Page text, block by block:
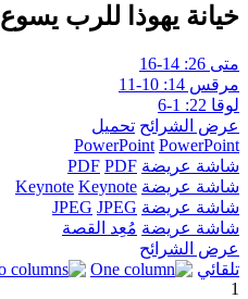
خيانة يهوذا للرب يسوع
متى 26: 14-16
مرقس 14: 10-11
لوقا 22: 1-6
عرض الشرائح تحميل
PowerPoint PowerPoint
شاشة عريضة
PDF PDF
شاشة عريضة
Keynote Keynote
شاشة عريضة
JPEG JPEG
شاشة عريضة مُعِد القصة
عرض الشرائح
تلقائي
1